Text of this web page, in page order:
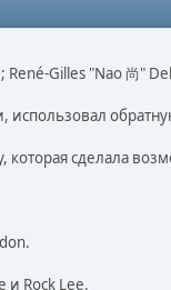
Gilles "Nao 尚"
которая сделала
и Rock Lee.